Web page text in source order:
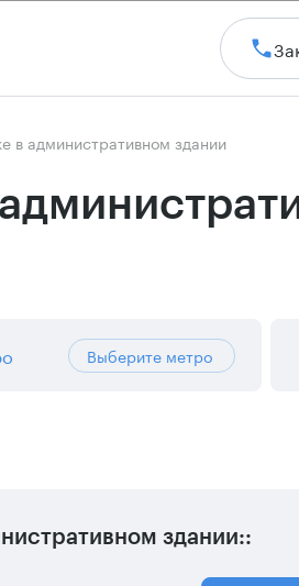
в административном здании
Выберите метро
здании::